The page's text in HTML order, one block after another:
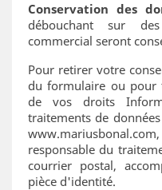
Conservation des
débouchant sur
commercial seront
Pour retirer votre
du formulaire ou pour
de vos droits
traitements de
responsable du
courrier postal,
pièce d'identité.